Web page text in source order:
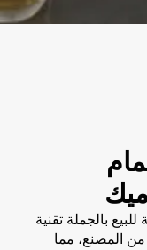
بالجملة تقنية
من المصنع، مما